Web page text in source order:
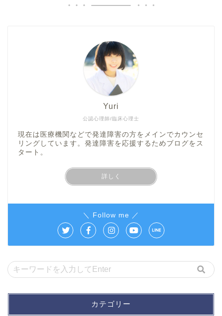
公認心理師/臨床心理士
Yuri
現在は医療機関などで発達障害の方をメインでカウンセ
リングしています。発達障害を応援するためブログをス
タート。
詳しく
＼ Follow me ／
カテゴリー